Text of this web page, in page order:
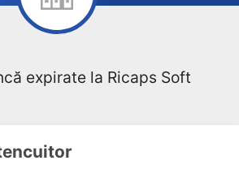
expirate la Ricaps Soft